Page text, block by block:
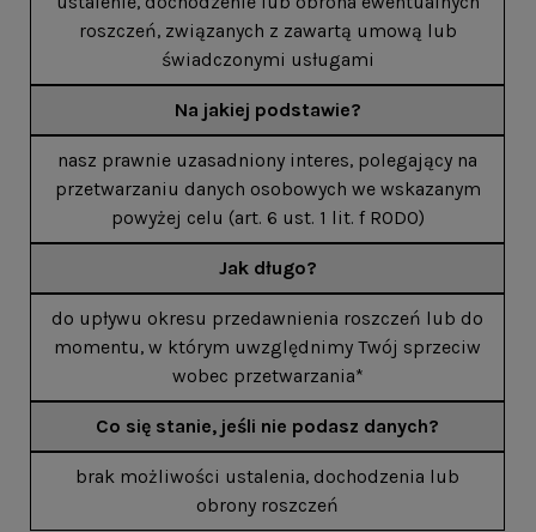
roszczeń, związanych z zawartą umową lub
świadczonymi usługami
Na jakiej podstawie?
nasz prawnie uzasadniony interes, polegający na
przetwarzaniu danych osobowych we wskazanym
powyżej celu (art. 6 ust. 1 lit. f RODO)
Jak długo?
do upływu okresu przedawnienia roszczeń lub do
momentu, w którym uwzględnimy Twój sprzeciw
wobec przetwarzania*
Co się stanie, jeśli nie podasz danych?
brak możliwości ustalenia, dochodzenia lub
obrony roszczeń